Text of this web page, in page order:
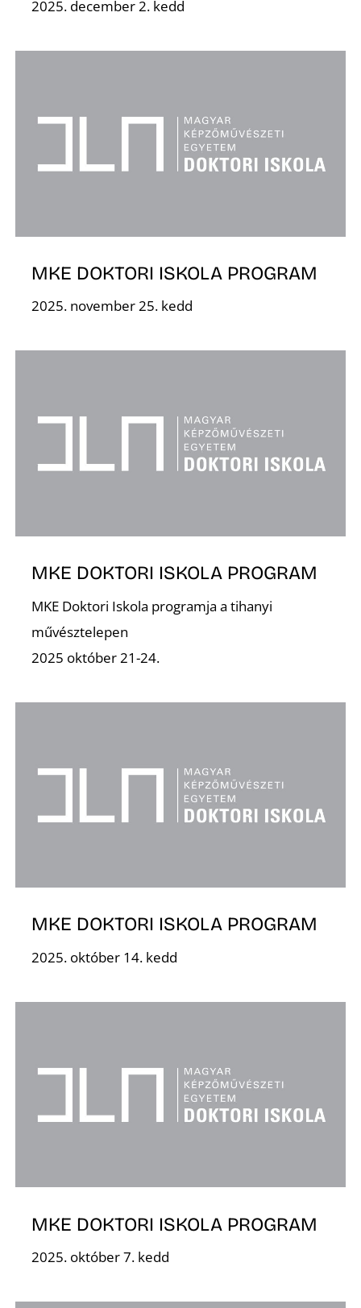
2025. december 2. kedd
MKE DOKTORI ISKOLA PROGRAM
2025. november 25. kedd
MKE DOKTORI ISKOLA PROGRAM
MKE Doktori Iskola programja a tihanyi
művésztelepen
2025 október 21-24.
MKE DOKTORI ISKOLA PROGRAM
2025. október 14. kedd
MKE DOKTORI ISKOLA PROGRAM
2025. október 7. kedd